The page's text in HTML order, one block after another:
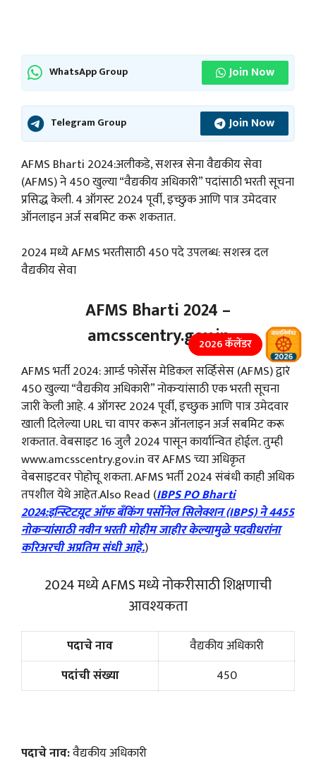
WhatsApp Group Join Now
Telegram Group Join Now
AFMS Bharti 2024:अलीकडे, सशस्त्र सेना वैद्यकीय सेवा
(AFMS) ने 450 खुल्या “वैद्यकीय अधिकारी” पदांसाठी भरती सूचना
प्रसिद्ध केली. 4 ऑगस्ट 2024 पूर्वी, इच्छुक आणि पात्र उमेदवार
ऑनलाइन अर्ज सबमिट करू शकतात.
2024 मध्ये AFMS भरतीसाठी 450 पदे उपलब्ध: सशस्त्र दल
वैद्यकीय सेवा
AFMS Bharti 2024 –
amcsscentry.gov.in
AFMS भर्ती 2024: आर्म्ड फोर्सेस मेडिकल सर्व्हिसेस (AFMS) द्वारे
450 खुल्या “वैद्यकीय अधिकारी” नोकऱ्यांसाठी एक भरती सूचना
जारी केली आहे. 4 ऑगस्ट 2024 पूर्वी, इच्छुक आणि पात्र उमेदवार
खाली दिलेल्या URL चा वापर करून ऑनलाइन अर्ज सबमिट करू
शकतात. वेबसाइट 16 जुलै 2024 पासून कार्यान्वित होईल. तुम्ही
www.amcsscentry.gov.in वर AFMS च्या अधिकृत
वेबसाइटवर पोहोचू शकता. AFMS भर्ती 2024 संबंधी काही अधिक
तपशील येथे आहेत.Also Read (IBPS PO Bharti
2024:इन्स्टिटय़ूट ऑफ बँकिंग पर्सोनेल सिलेक्शन (IBPS) ने 4455
नोकऱ्यांसाठी नवीन भरती मोहीम जाहीर केल्यामुळे पदवीधरांना
करिअरची अप्रतिम संधी आहे.)
2024 मध्ये AFMS मध्ये नोकरीसाठी शिक्षणाची
आवश्यकता
पदाचे नाव
वैद्यकीय अधिकारी
पदांची संख्या
450
पदाचे नाव:वैद्यकीय अधिकारी
2026 कॅलेंडर